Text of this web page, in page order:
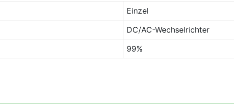
Einzel
DC/AC-Wechselrichter
99%